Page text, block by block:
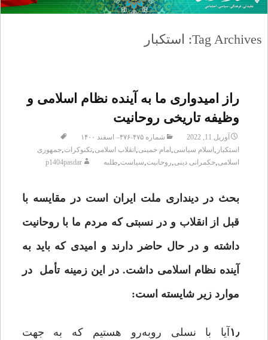
Tag Archives: استکبار
راز امیدواری ما به آینده‌ نظام اسلامی و
وظیفه‌ تاریخی روحانیت
آوریل 11, 2022
شماره ۴۷۵-۴۷۶– اسفند ۱۴۰۰
استکبار , اسلام سیاسی, امام خمینی, انقلاب اسلامی,تکنوکرات,جمهوری
اسلامی,حکمرانی دینی,روحانیت,سیاست,طلبه p1404pasdar
بحث در دینداری ملت ایران است در مقایسه با
قبل از انقلاب و در نسبتی که مردم ما با روحانیت
داشته‌ و در حال حاضر دارند و امیدی که باید به
آینده نظام اسلامی داشت. در این زمینه تأمل در
موارد زیر شایسته است:
۱٫ آیا با نسلی روبه‌رو هستیم که به جهت